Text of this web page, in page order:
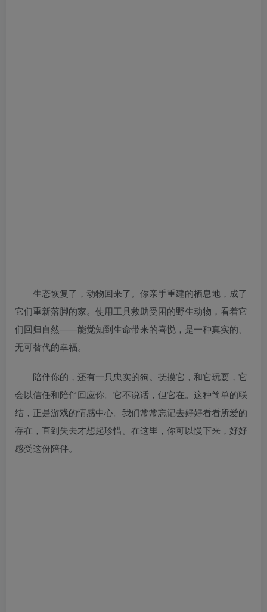
生态恢复了，动物回来了。你亲手重建的栖息地，成了
它们重新落脚的家。使用工具救助受困的野生动物，看着它
们回归自然——能觉知到生命带来的喜悦，是一种真实的、
无可替代的幸福。
陪伴你的，还有一只忠实的狗。抚摸它，和它玩耍，它
会以信任和陪伴回应你。它不说话，但它在。这种简单的联
结，正是游戏的情感中心。我们常常忘记去好好看看所爱的
存在，直到失去才想起珍惜。在这里，你可以慢下来，好好
感受这份陪伴。